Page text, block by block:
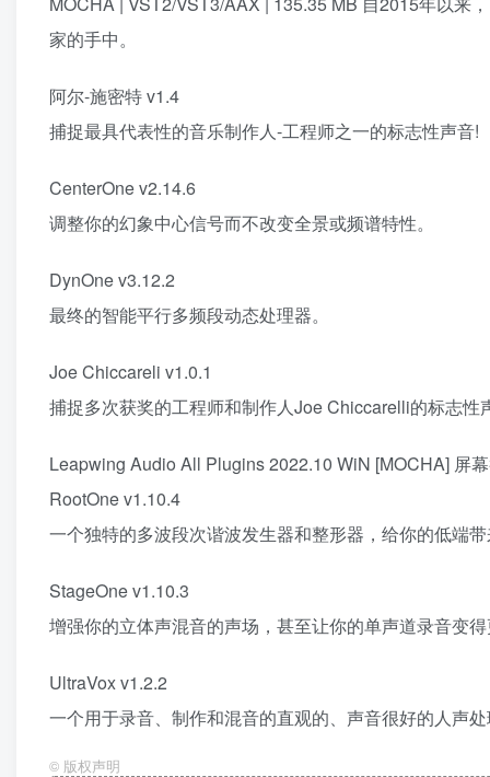
家的手中。
阿尔-施密特 v1.4
捕捉最具代表性的音乐制作人-工程师之一的标志性声音!
CenterOne v2.14.6
调整你的幻象中心信号而不改变全景或频谱特性。
DynOne v3.12.2
最终的智能平行多频段动态处理器。
Joe Chiccareli v1.0.1
捕捉多次获奖的工程师和制作人Joe Chiccarelli的标志性
Leapwing Audio All Plugins 2022.10 WiN [MOCHA] 屏
RootOne v1.10.4
一个独特的多波段次谐波发生器和整形器，给你的低端
StageOne v1.10.3
增强你的立体声混音的声场，甚至让你的单声道录音变
UltraVox v1.2.2
一个用于录音、制作和混音的直观的、声音很好的人声
© 版权声明